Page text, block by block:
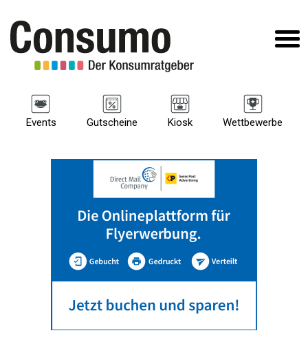
Events Gutscheine Kiosk Wettbewerbe